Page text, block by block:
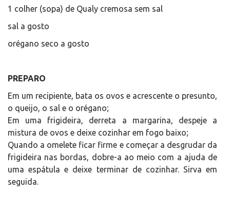
1 colher (sopa) de Qualy cremosa sem sal
sal a gosto
orégano seco a gosto
PREPARO
Em um recipiente, bata os ovos e acrescente o presunto,
o queijo, o sal e o orégano;
Em uma frigideira, derreta a margarina, despeje a
mistura de ovos e deixe cozinhar em fogo baixo;
Quando a omelete ficar firme e começar a desgrudar da
frigideira nas bordas, dobre-a ao meio com a ajuda de
uma espátula e deixe terminar de cozinhar. Sirva em
seguida.